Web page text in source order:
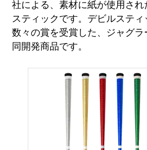
社による、素材に紙が使用さ
スティックです。デビルステ
数々の賞を受賞した、ジャグ
同開発商品です。